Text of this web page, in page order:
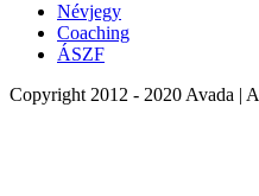
Névjegy
Coaching
ÁSZF
Copyright 2012 - 2020 Avada |